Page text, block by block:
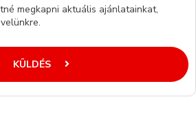
megkapni aktuális ajánlatainkat,
KÜLDÉS